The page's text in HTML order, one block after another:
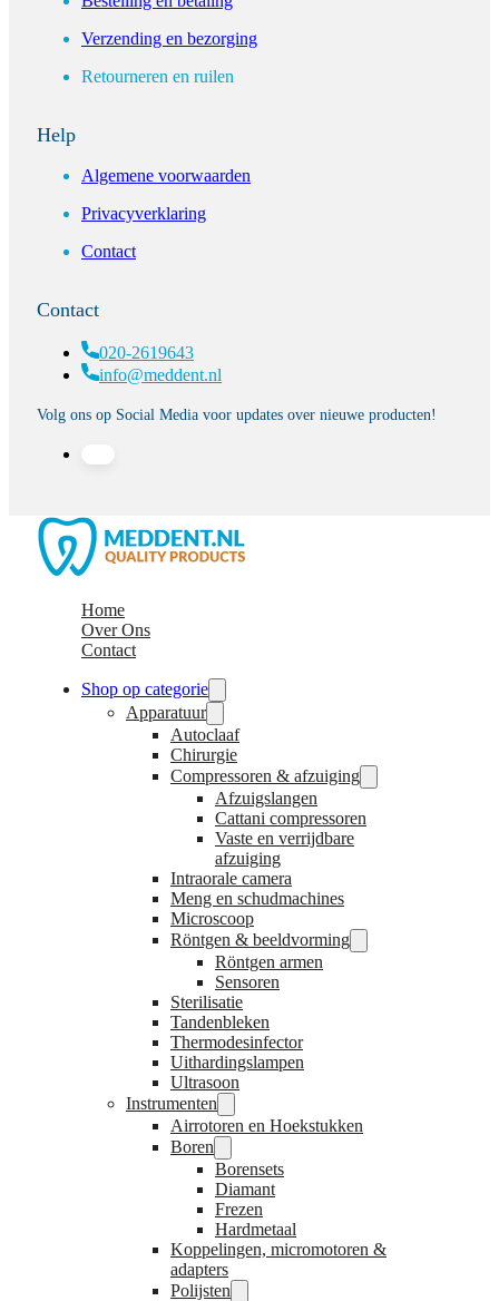
Verzending en bezorging
Retourneren en ruilen
Help
Algemene voorwaarden
Privacyverklaring
Contact
Contact
020-2619643
info@meddent.nl
Volg ons op Social Media voor updates over nieuwe producten!
Home
Over Ons
Contact
Shop op categorie
Apparatuur
Autoclaaf
Chirurgie
Compressoren & afzuiging
Afzuigslangen
Cattani compressoren
Vaste en verrijdbare
afzuiging
Intraorale camera
Meng en schudmachines
Microscoop
Röntgen & beeldvorming
Röntgen armen
Sensoren
Sterilisatie
Tandenbleken
Thermodesinfector
Uithardingslampen
Ultrasoon
Instrumenten
Airrotoren en Hoekstukken
Boren
Borensets
Diamant
Frezen
Hardmetaal
Koppelingen, micromotoren &
adapters
Polijsten